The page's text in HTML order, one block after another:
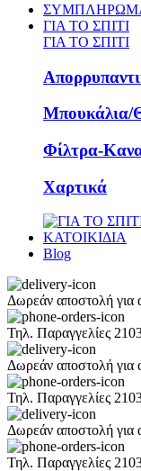
ΓΙΑ ΤΟ ΣΠΙΤΙ
ΓΙΑ ΤΟ ΣΠΙΤΙ
Μπουκάλια/
Φίλτρα-
Χαρτικά
ΚΑΤΟΙΚΙΔΙΑ
Blog
Δωρεάν αποστολή για
Τηλ. Παραγγελίες
Δωρεάν αποστολή για
Τηλ. Παραγγελίες
Δωρεάν αποστολή για
Τηλ. Παραγγελίες